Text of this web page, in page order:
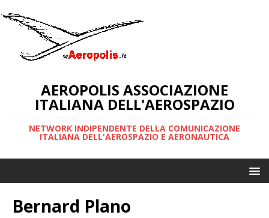
AEROPOLIS ASSOCIAZIONE
ITALIANA DELL'AEROSPAZIO
NETWORK INDIPENDENTE DELLA COMUNICAZIONE
ITALIANA DELL'AEROSPAZIO E AERONAUTICA
Bernard Plano